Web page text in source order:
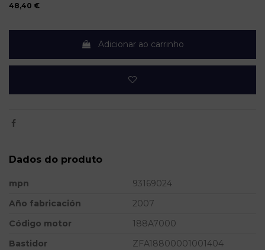
48,40 €
Adicionar ao carrinho
Dados do produto
mpn
93169024
Año fabricación
2007
Código motor
188A7000
Bastidor
ZFA18800001001404